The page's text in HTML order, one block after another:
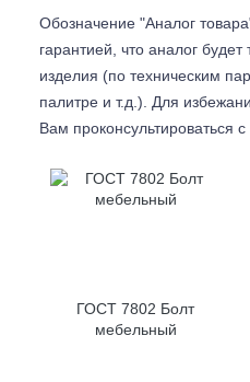
Обозначение "Аналог
гарантией, что аналог
изделия (по техническим
палитре и т.д.). Для
Вам проконсультироваться с
ГОСТ 7802 Болт
мебельный